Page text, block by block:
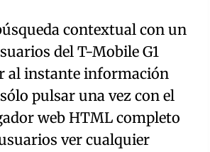
contextual con un
del T-Mobile G1
al instante información
pulsar una vez con el
web HTML completo
ver cualquier